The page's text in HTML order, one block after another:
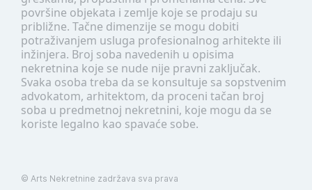
površine objekata i zemlje koje se prodaju su
približne. Tačne dimenzije se mogu dobiti
potraživanjem usluga profesionalnog arhitekte ili
inžinjera. Broj soba navedenih u opisima
nekretnina koje se nude nije pravni zaključak.
Svaka osoba treba da se konsultuje sa sopstvenim
advokatom, arhitektom, da proceni tačan broj
soba u predmetnoj nekretnini, koje mogu da se
koriste legalno kao spavaće sobe.
© Arts Nekretnine zadržava sva prava